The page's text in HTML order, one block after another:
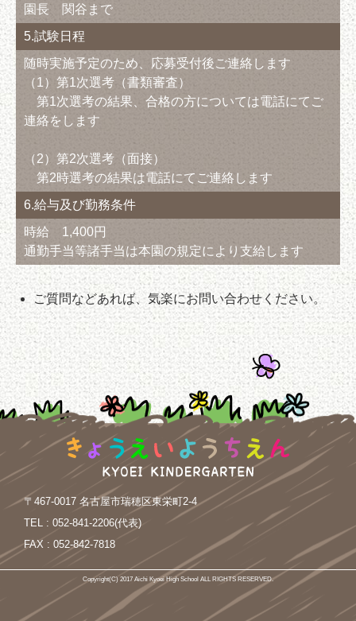
園長 関谷まで
5.試験日程
随時実施予定のため、応募受付後ご連絡します
（1）第1次選考（書類審査）
第1次選考の結果、合格の方については電話にてご
連絡をします
（2）第2次選考（面接）
第2時選考の結果は電話にてご連絡します
6.給与及び勤務条件
時給 1,400円
通勤手当等諸手当は本園の規定により支給します
ご質問などあれば、気楽にお問い合わせください。
〒467-0017 名古屋市瑞穂区東栄町2-4
TEL : 052-841-2206(代表)
FAX : 052-842-7818
Copyright(C) 2017 Aichi Kyoei High School ALL RIGHTS RESERVED.